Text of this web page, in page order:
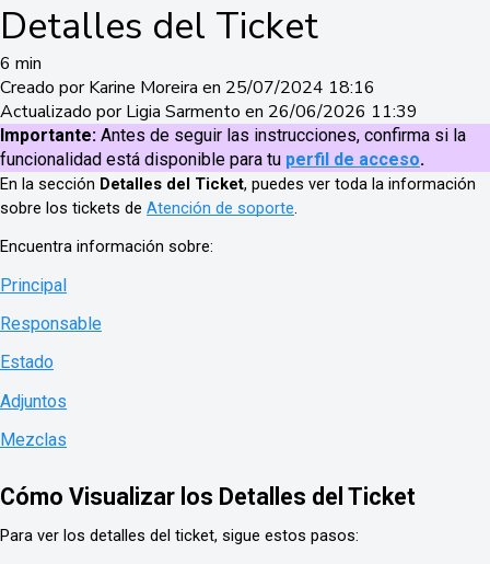
Detalles del Ticket
6 min
Creado por Karine Moreira en 25/07/2024 18:16
Actualizado por Ligia Sarmento en 26/06/2026 11:39
Importante: Antes de seguir las instrucciones, confirma si la
funcionalidad está disponible para tu perfil de acceso.
En la sección Detalles del Ticket, puedes ver toda la información
sobre los tickets de Atención de soporte.
Encuentra información sobre:
Principal
Responsable
Estado
Adjuntos
Mezclas
Cómo Visualizar los Detalles del Ticket
Para ver los detalles del ticket, sigue estos pasos: